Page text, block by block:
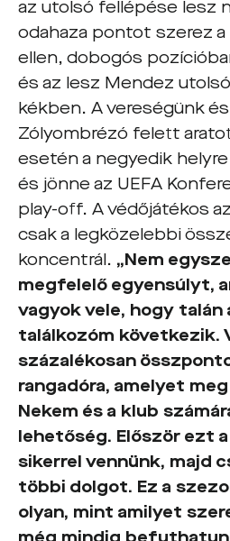
az utolsó fellépése lesz
odahaza pontot szerez
ellen, dobogós
és az lesz Mendez
kékben. A vereségünk és
Zólyombrézó felett
esetén a negyedik helyre
és jönne az UEFA
play-off. A védőjátékos
csak a legközelebbi
koncentrál. „Nem
megfelelő egyensúlyt,
vagyok vele, hogy talán
találkozóm következik.
százalékosan
rangadóra, amelyet
Nekem és a klub
lehetőség. Először ezt
sikerrel vennünk, majd
többi dolgot. Ez a
olyan, mint amilyet